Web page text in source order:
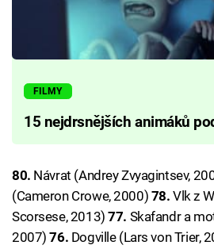
FILMY
15 nejdrsnějších animáků
80. Návrat (Andrey Zvyagintsev,
(Cameron Crowe, 2000) 78.Vlk z
Scorsese, 2013)77. Skafandr a
2007)76. Dogville (Lars von Trier,